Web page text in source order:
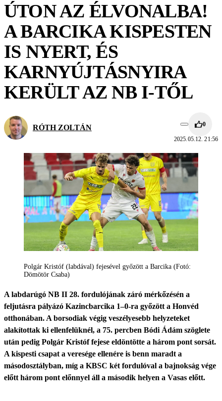
ÚTON AZ ÉLVONALBA!
A BARCIKA KISPESTEN
IS NYERT, ÉS
KARNYÚJTÁSNYIRA
KERÜLT AZ NB I-TŐL
RÓTH ZOLTÁN 0
2025.05.12. 21:56
Polgár Kristóf (labdával) fejesével győzött a Barcika (Fotó:
Dömötör Csaba)
A labdarúgó NB II 28. fordulójának záró mérkőzésén a
feljutásra pályázó Kazincbarcika 1–0-ra győzött a Honvéd
otthonában. A borsodiak végig veszélyesebb helyzeteket
alakítottak ki ellenfelüknél, a 75. percben Bódi Ádám szöglete
után pedig Polgár Kristóf fejese eldöntötte a három pont sorsát.
A kispesti csapat a veresége ellenére is benn maradt a
másodosztályban, míg a KBSC két fordulóval a bajnokság vége
előtt három pont előnnyel áll a második helyen a Vasas előtt.